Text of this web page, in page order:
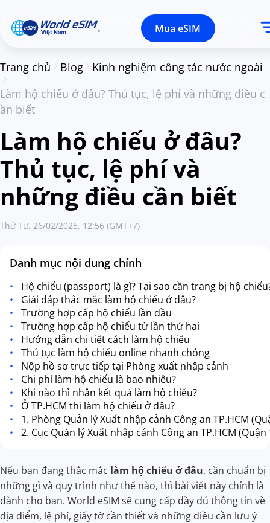
Mua eSIM
Trang chủ Blog
Kinh nghiệm công tác nước ngoài
Làm hộ chiếu ở đâu? Thủ tục, lệ phí và những điều c
ần biết
Làm hộ chiếu ở đâu?
Thủ tục, lệ phí và
những điều cần biết
Thứ Tư, 26/02/2025, 12:56 (GMT+7)
Danh mục nội dung chính
Hộ chiếu (passport) là gì? Tại sao cần trang bị hộ
Giải đáp thắc mắc làm hộ chiếu ở đâu?
Trường hợp cấp hộ chiếu lần đầu
Trường hợp cấp hộ chiếu từ lần thứ hai
Hướng dẫn chi tiết cách làm hộ chiếu
Thủ tục làm hộ chiếu online nhanh chóng
Nộp hồ sơ trực tiếp tại Phòng xuất nhập cảnh
Chi phí làm hộ chiếu là bao nhiêu?
Khi nào thì nhận kết quả làm hộ chiếu?
Ở TP.HCM thì làm hộ chiếu ở đâu?
1. Phòng Quản lý Xuất nhập cảnh Công an TP.HCM
2. Cục Quản lý Xuất nhập cảnh Công an TP.HCM (Quận
Nếu bạn đang thắc mắc làm hộ chiếu ở đâu, cần chuẩn bị
những gì và quy trình như thế nào, thì bài viết này chính là
dành cho bạn. World eSIM sẽ cung cấp đầy đủ thông tin về
địa điểm, lệ phí, giấy tờ cần thiết và những điều cần lưu ý